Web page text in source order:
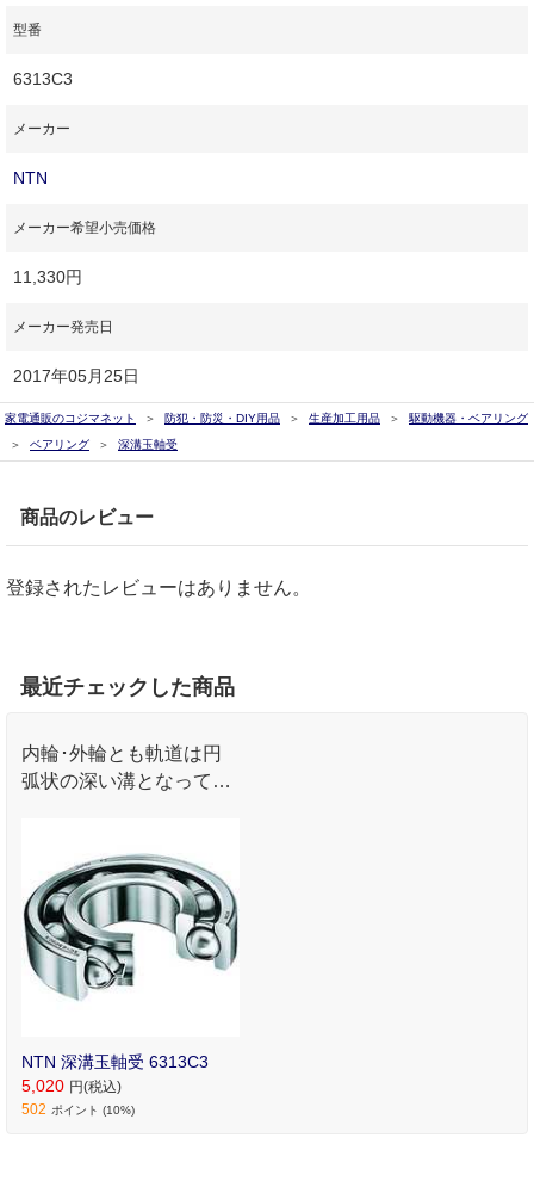
型番
6313C3
メーカー
NTN
メーカー希望小売価格
11,330円
メーカー発売日
2017年05月25日
家電通販のコジマネット 防犯・防災・DIY用品 生産加工用品
駆動機器・ベアリング
ベアリング
深溝玉軸受
商品のレビュー
登録されたレビューはありません。
最近チェックした商品
内輪･外輪とも軌道は円
弧状の深い溝となってお
合成荷重を受けることが
できます｡
NTN 深溝玉軸受 6313C3
5,020 円(税込)
502 ポイント (10%)